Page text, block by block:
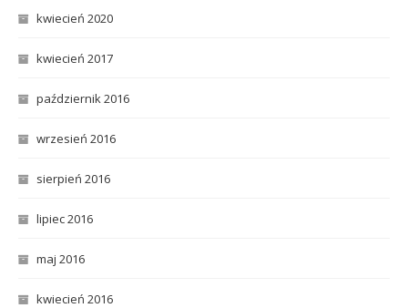
kwiecień 2020
kwiecień 2017
październik 2016
wrzesień 2016
sierpień 2016
lipiec 2016
maj 2016
kwiecień 2016